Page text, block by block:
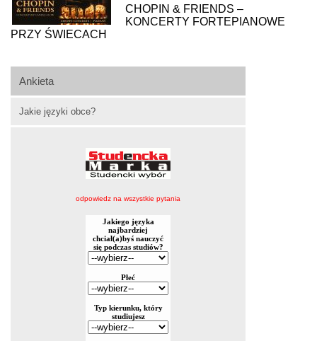
Ankieta
Jakie języki obce?
odpowiedz na wszystkie pytania
CHOPIN & FRIENDS –
KONCERTY FORTEPIANOWE
PRZY ŚWIECACH